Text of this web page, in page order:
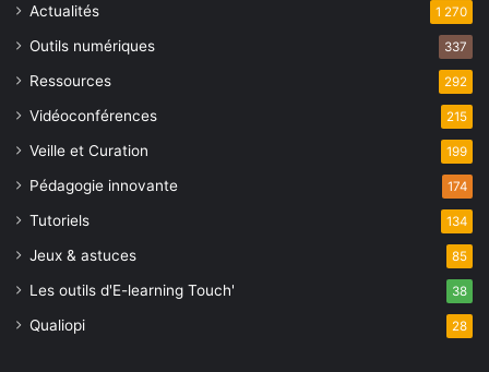
Actualités 1 270
Outils numériques 337
Ressources 292
Vidéoconférences 215
Veille et Curation 199
Pédagogie innovante 174
Tutoriels 134
Jeux & astuces 85
Les outils d'E-learning Touch' 38
Qualiopi 28